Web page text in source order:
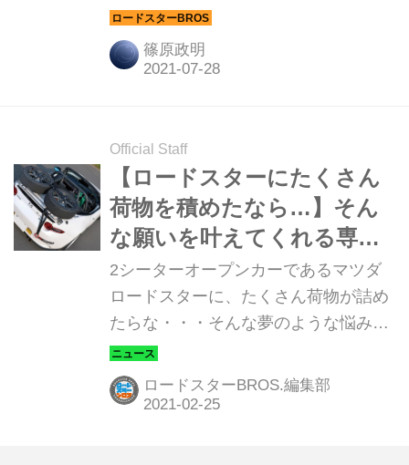
るという。「ロードスターBROS.」編
集部では、さっそく試してみることに
した。記事末にはキャリア装着の動画
篠原政明
Official Staff
【ロードスターにたくさん
荷物を積めたなら…】そん
な願いを叶えてくれる専用
キャリア
2シーターオープンカーであるマツダ
ロードスターに、たくさん荷物が詰め
たらな・・・そんな夢のような悩みを
いっぺんに解消してくれるアイテムが
ある。それがズームエンジニアリング
のロードスター専用の「リアトランク
ロードスターBROS.編集部